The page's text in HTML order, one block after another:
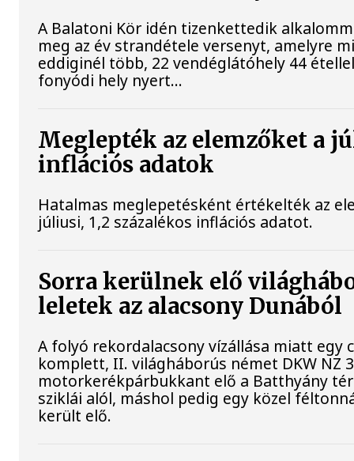
A Balatoni Kör idén tizenkettedik
meg az év strandétele versenyt, amelyre
eddiginél több, 22 vendéglátóhely 44
fonyódi hely nyert...
Meglepték az elemzőket a
inflációs adatok
Hatalmas meglepetésként értékelték az
júliusi, 1,2 százalékos inflációs adatot.
Sorra kerülnek elő
leletek az alacsony Dunából
A folyó rekordalacsony vízállása miatt egy
komplett, II. világháborús német DKW NZ
motorkerékpárbukkant elő a Batthyány
sziklái alól, máshol pedig egy közel
került elő.